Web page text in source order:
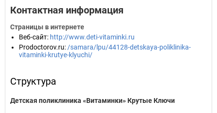
Контактная информация
Страницы в интернете
Веб-сайт: http://www.deti-vitaminki.ru
Prodoctorov.ru: /samara/lpu/44128-detskaya-poliklinika-
vitaminki-krutye-klyuchi/
Структура
Детская поликлиника «Витаминки» Крутые Ключи